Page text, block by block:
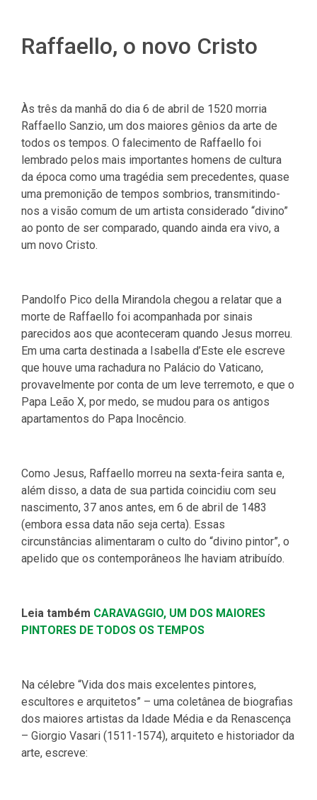
Raffaello, o novo Cristo
Às três da manhã do dia 6 de abril de 1520 morria
Raffaello Sanzio, um dos maiores gênios da arte de
todos os tempos. O falecimento de Raffaello foi
lembrado pelos mais importantes homens de cultura
da época como uma tragédia sem precedentes, quase
uma premonição de tempos sombrios, transmitindo-
nos a visão comum de um artista considerado “divino”
ao ponto de ser comparado, quando ainda era vivo, a
um novo Cristo.
Pandolfo Pico della Mirandola chegou a relatar que a
morte de Raffaello foi acompanhada por sinais
parecidos aos que aconteceram quando Jesus morreu.
Em uma carta destinada a Isabella d’Este ele escreve
que houve uma rachadura no Palácio do Vaticano,
provavelmente por conta de um leve terremoto, e que o
Papa Leão X, por medo, se mudou para os antigos
apartamentos do Papa Inocêncio.
Como Jesus, Raffaello morreu na sexta-feira santa e,
além disso, a data de sua partida coincidiu com seu
nascimento, 37 anos antes, em 6 de abril de 1483
(embora essa data não seja certa). Essas
circunstâncias alimentaram o culto do “divino pintor”, o
apelido que os contemporâneos lhe haviam atribuído.
Leia também CARAVAGGIO, UM DOS MAIORES
PINTORES DE TODOS OS TEMPOS
Na célebre “Vida dos mais excelentes pintores,
escultores e arquitetos” – uma coletânea de biografias
dos maiores artistas da Idade Média e da Renascença
– Giorgio Vasari (1511-1574), arquiteto e historiador da
arte, escreve: